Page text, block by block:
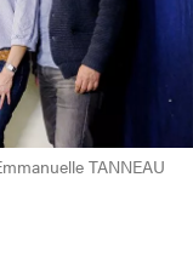
TANNEAU